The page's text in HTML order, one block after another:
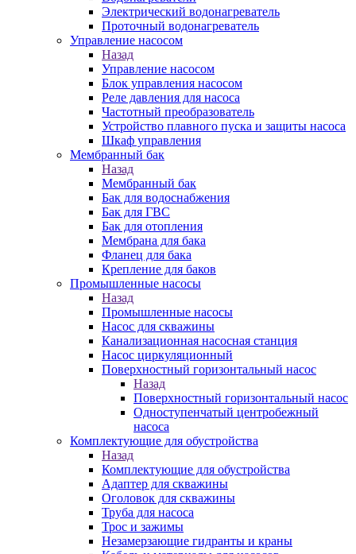
Электрический водонагреватель
Проточный водонагреватель
Управление насосом
Назад
Управление насосом
Блок управления насосом
Реле давления для насоса
Частотный преобразователь
Устройство плавного пуска и защиты насоса
Шкаф управления
Мембранный бак
Назад
Мембранный бак
Бак для водоснабжения
Бак для ГВС
Бак для отопления
Мембрана для бака
Фланец для бака
Крепление для баков
Промышленные насосы
Назад
Промышленные насосы
Насос для скважины
Канализационная насосная станция
Насос циркуляционный
Поверхностный горизонтальный насос
Назад
Поверхностный горизонтальный насос
Одноступенчатый центробежный
насоса
Комплектующие для обустройства
Назад
Комплектующие для обустройства
Адаптер для скважины
Оголовок для скважины
Труба для насоса
Трос и зажимы
Незамерзающие гидранты и краны